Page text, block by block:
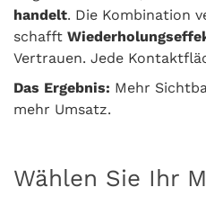
handelt. Die Kombination
schafft
Vertrauen. Jede
Das Ergebnis: Mehr
mehr Umsatz.
Wählen Sie Ihr